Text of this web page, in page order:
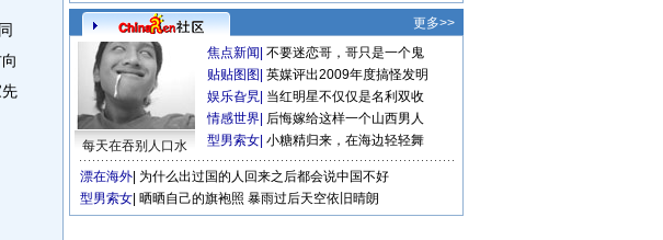
更多>>
每天在吞别人口水
焦点新闻 不要迷恋哥，哥只是一个鬼
贴贴图图 英媒评出2009年度搞怪发明
娱乐旮旯 当红明星不仅仅是名利双收
情感世界 后悔嫁给这样一个山西男人
型男索女 小糖精归来，在海边轻轻舞
漂在海外 为什么出过国的人回来之后都会说中国不好
型男索女 晒晒自己的旗袍照 暴雨过后天空依旧晴朗